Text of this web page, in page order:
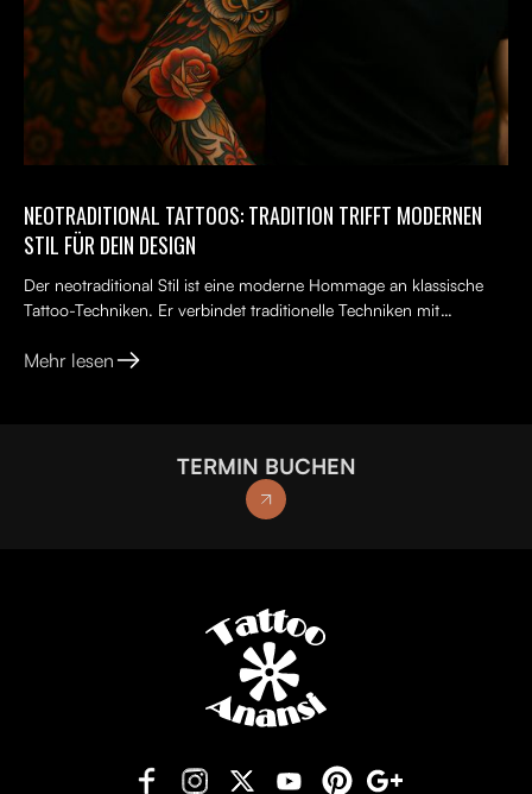
NEOTRADITIONAL TATTOOS: TRADITION TRIFFT MODERNEN
STIL FÜR DEIN DESIGN
Der neotraditional Stil ist eine moderne Hommage an klassische
Tattoo-Techniken. Er verbindet traditionelle Techniken mit
Mehr lesen
TERMIN BUCHEN